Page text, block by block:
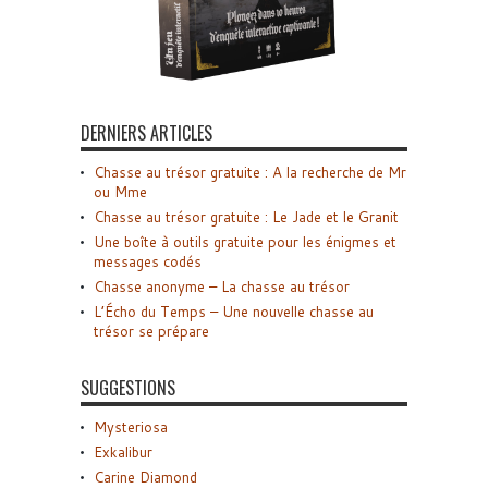
DERNIERS ARTICLES
Chasse au trésor gratuite : A la recherche de Mr
ou Mme
Chasse au trésor gratuite : Le Jade et le Granit
Une boîte à outils gratuite pour les énigmes et
messages codés
Chasse anonyme – La chasse au trésor
L’Écho du Temps – Une nouvelle chasse au
trésor se prépare
SUGGESTIONS
Mysteriosa
Exkalibur
Carine Diamond